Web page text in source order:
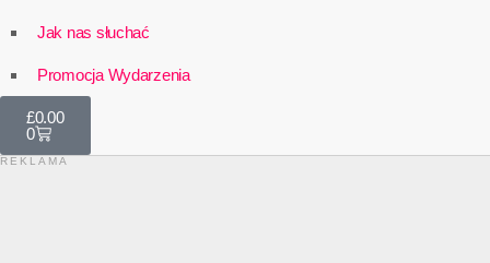
Jak nas słuchać
Promocja Wydarzenia
£0.00
0